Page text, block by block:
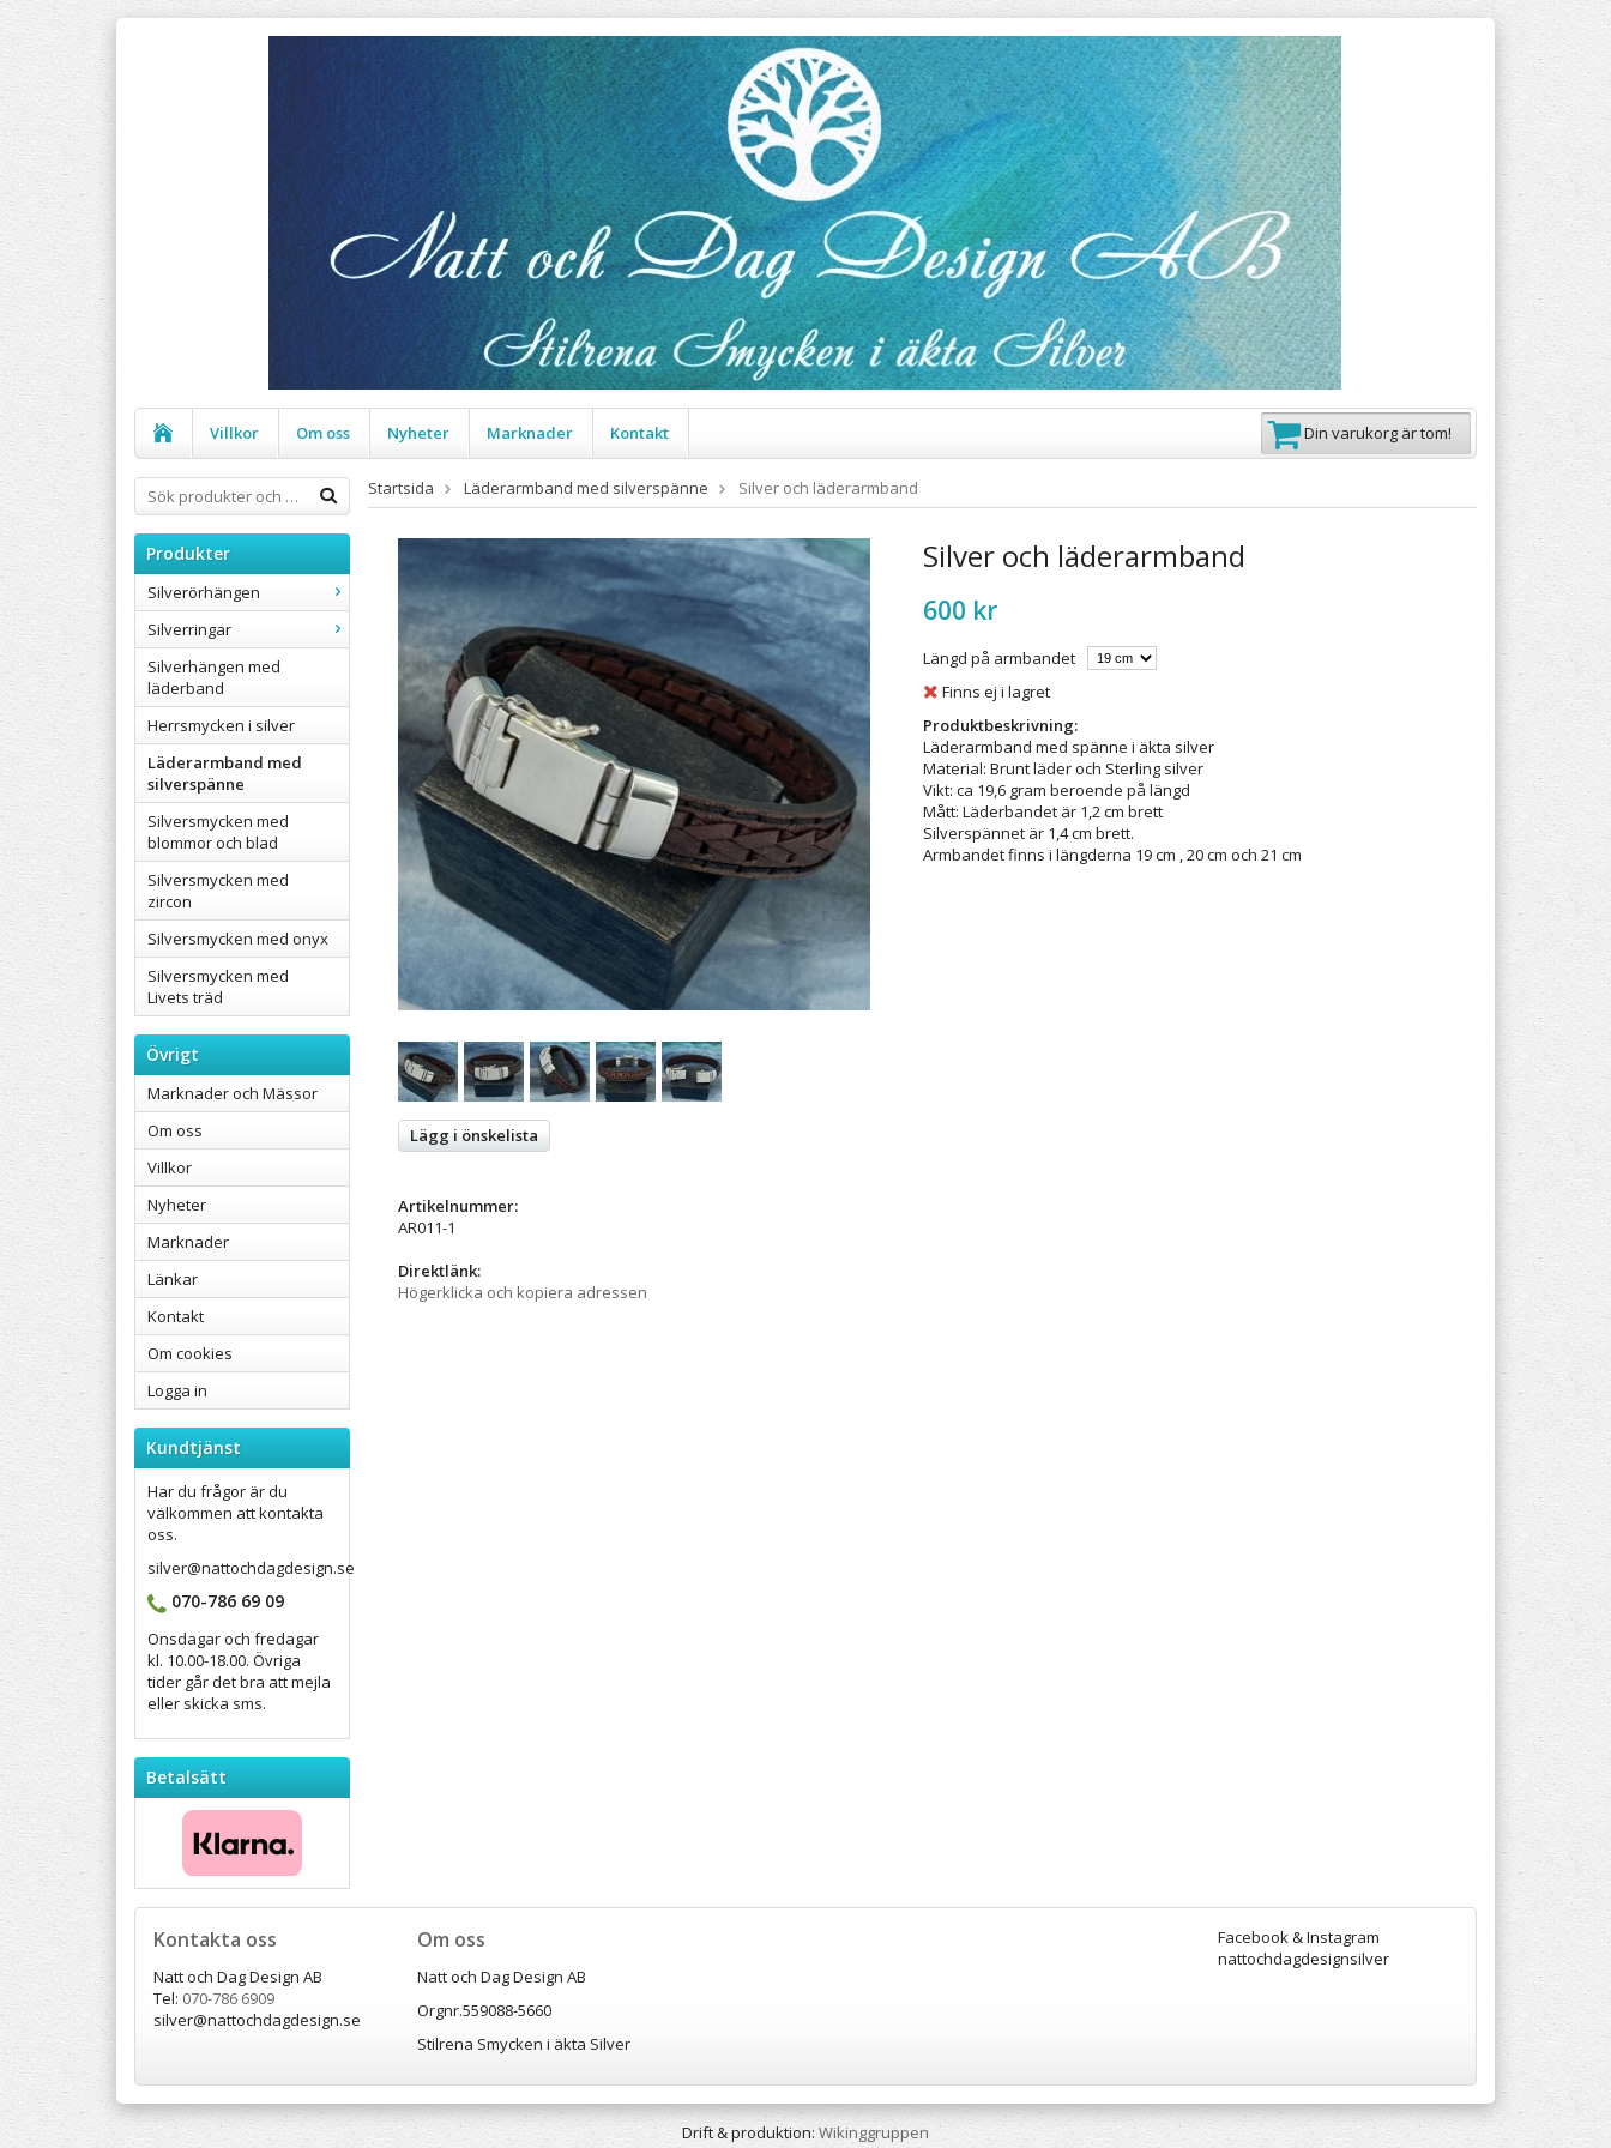
Villkor Om oss Nyheter Marknader Kontakt Din varukorg är tom!
Produkter
Silverörhängen
Silverringar
Silverhängen med
läderband
Herrsmycken i silver
Läderarmband med
silverspänne
Silversmycken med
blommor och blad
Silversmycken med
zircon
Silversmycken med onyx
Silversmycken med
Livets träd
Övrigt
Marknader och Mässor
Om oss
Villkor
Nyheter
Marknader
Länkar
Kontakt
Om cookies
Logga in
Kundtjänst
Har du frågor är du
välkommen att kontakta
oss.
silver@nattochdagdesign.se
070-786 69 09
Onsdagar och fredagar
kl. 10.00-18.00. Övriga
tider går det bra att mejla
eller skicka sms.
Betalsätt
Startsida Läderarmband med silverspänne Silver och läderarmband
Silver och läderarmband
600 kr
Längd på armbandet
Finns ej i lagret
Produktbeskrivning:
Läderarmband med spänne i äkta silver
Material: Brunt läder och Sterling silver
Vikt: ca 19,6 gram beroende på längd
Mått: Läderbandet är 1,2 cm brett
Silverspännet är 1,4 cm brett.
Armbandet finns i längderna 19 cm , 20 cm och 21 cm
Lägg i önskelista
Artikelnummer:
AR011-1
Direktlänk:
Högerklicka och kopiera adressen
Kontakta oss
Natt och Dag Design AB
Tel: 070-786 6909
silver@nattochdagdesign.se
Facebook & Instagram
nattochdagdesignsilver
Om oss
Natt och Dag Design AB
Orgnr.559088-5660
Stilrena Smycken i äkta Silver
Drift & produktion: Wikinggruppen